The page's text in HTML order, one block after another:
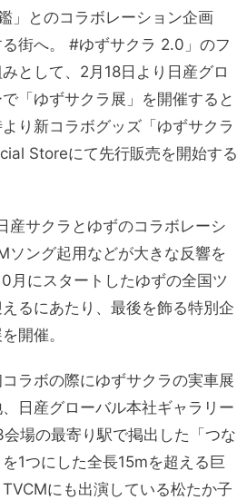
」とのコラボレーション企画
る街へ。 #ゆずサクラ 2.0」のフ
として、2月18日より日産グロ
「ゆずサクラ展」を開催すると
り新コラボグッズ「ゆずサクラ
Storeにて先行販売を開始する
産サクラとゆずのコラボレーシ
ソング起用などが大きな反響を
月にスタートしたゆずの全国ツ
るにあたり、最後を飾る特別企
開催。
ラボの際にゆずサクラの実車展
日産グローバル本社ギャラリー
場の最寄り駅で掲出した「つな
1つにした全長15mを超える巨
にも出演している松たか子